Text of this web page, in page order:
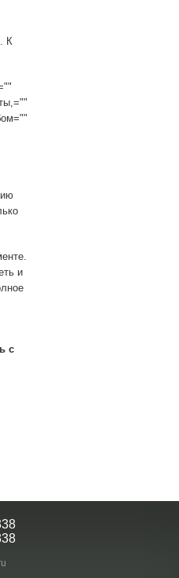
К
и
с